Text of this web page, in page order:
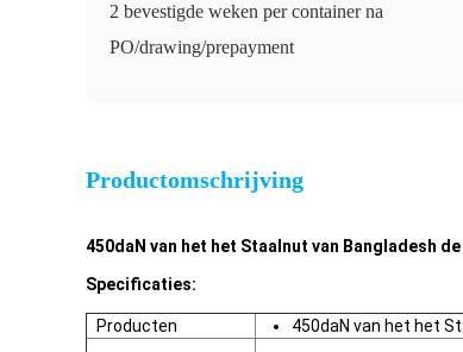
2 bevestigde weken per container na
PO/drawing/prepayment
Productomschrijving
450daN van het het Staalnut van Bangladesh
Specificaties:
Producten
450daN van het het